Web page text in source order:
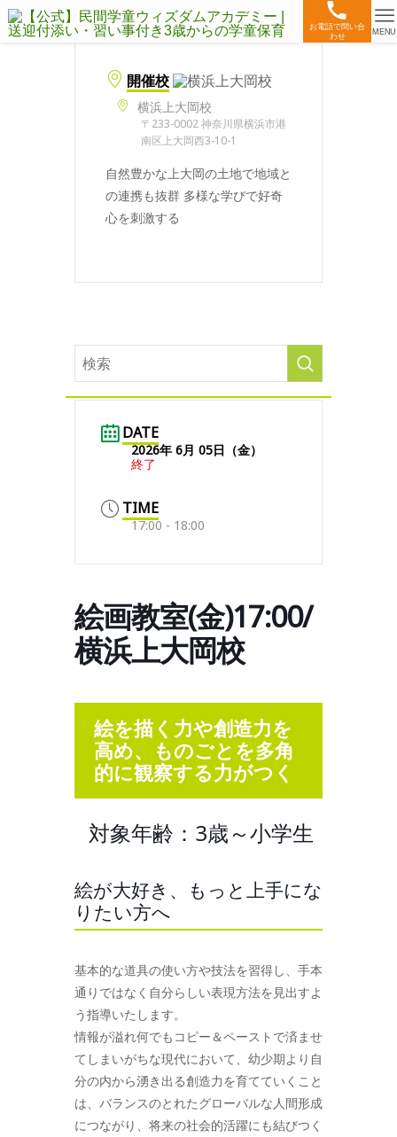
お電話で問い合
わせ
MENU
開催校
横浜上大岡校
〒233-0002 神奈川県横浜市港
南区上大岡西3-10-1
自然豊かな上大岡の土地で地域と
の連携も抜群 多様な学びで好奇
心を刺激する
DATE
2026年 6月 05日（金）
終了
TIME
17:00 - 18:00
絵画教室(金)17:00/
横浜上大岡校
絵を描く力や創造力を
高め、ものごとを多角
的に観察する力がつく
対象年齢：3歳～小学生
絵が大好き、もっと上手にな
りたい方へ
基本的な道具の使い方や技法を習得し、手本
通りではなく自分らしい表現方法を見出すよ
う指導いたします。
情報が溢れ何でもコピー＆ペーストで済ませ
てしまいがちな現代において、幼少期より自
分の内から湧き出る創造力を育てていくこと
は、バランスのとれたグローバルな人間形成
につながり、将来の社会的活躍にも結びつく